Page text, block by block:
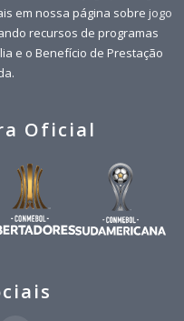
em nossa página sobre jogo
recursos de programas
e o Benefício de Prestação
Oficial